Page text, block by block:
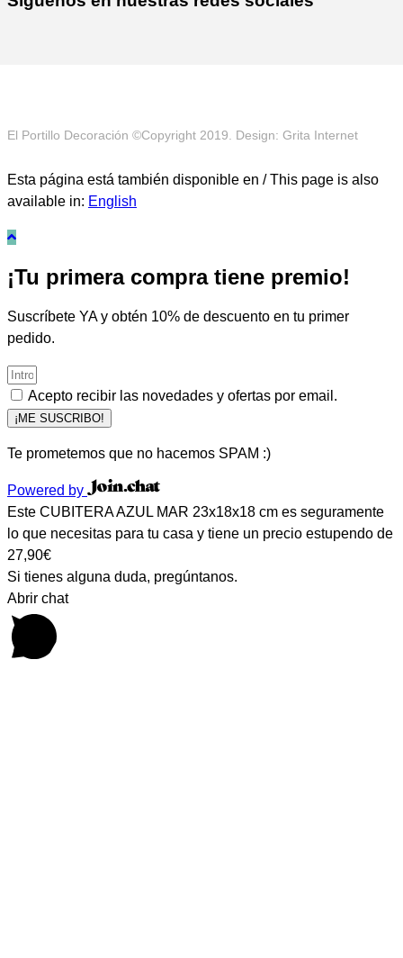
El Portillo Decoración ©Copyright 2019. Design: Grita Internet
Esta página está también disponible en / This page is also
available in: English
¡Tu primera compra tiene premio!
Suscríbete YA y obtén 10% de descuento en tu primer
pedido.
Acepto recibir las novedades y ofertas por email.
¡ME SUSCRIBO!
Te prometemos que no hacemos SPAM :)
Powered by
Este CUBITERA AZUL MAR 23x18x18 cm es seguramente
lo que necesitas para tu casa y tiene un precio estupendo de
27,90€
Si tienes alguna duda, pregúntanos.
Abrir chat